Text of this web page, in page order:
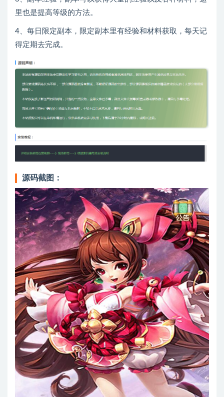
里也是提高等级的方法。
4、每日限定副本，限定副本里有经验和材料获取，每天记
得定期去完成。
源码截图：